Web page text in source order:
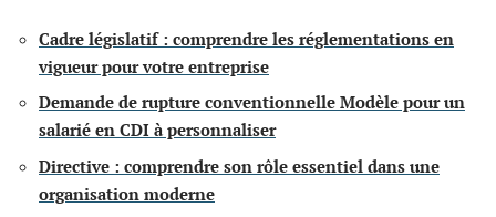
Cadre législatif : comprendre les réglementations en
vigueur pour votre entreprise
Demande de rupture conventionnelle Modèle pour un
salarié en CDI à personnaliser
Directive : comprendre son rôle essentiel dans une
organisation moderne